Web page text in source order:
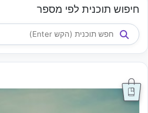
חיפוש תוכנית לפי מספר